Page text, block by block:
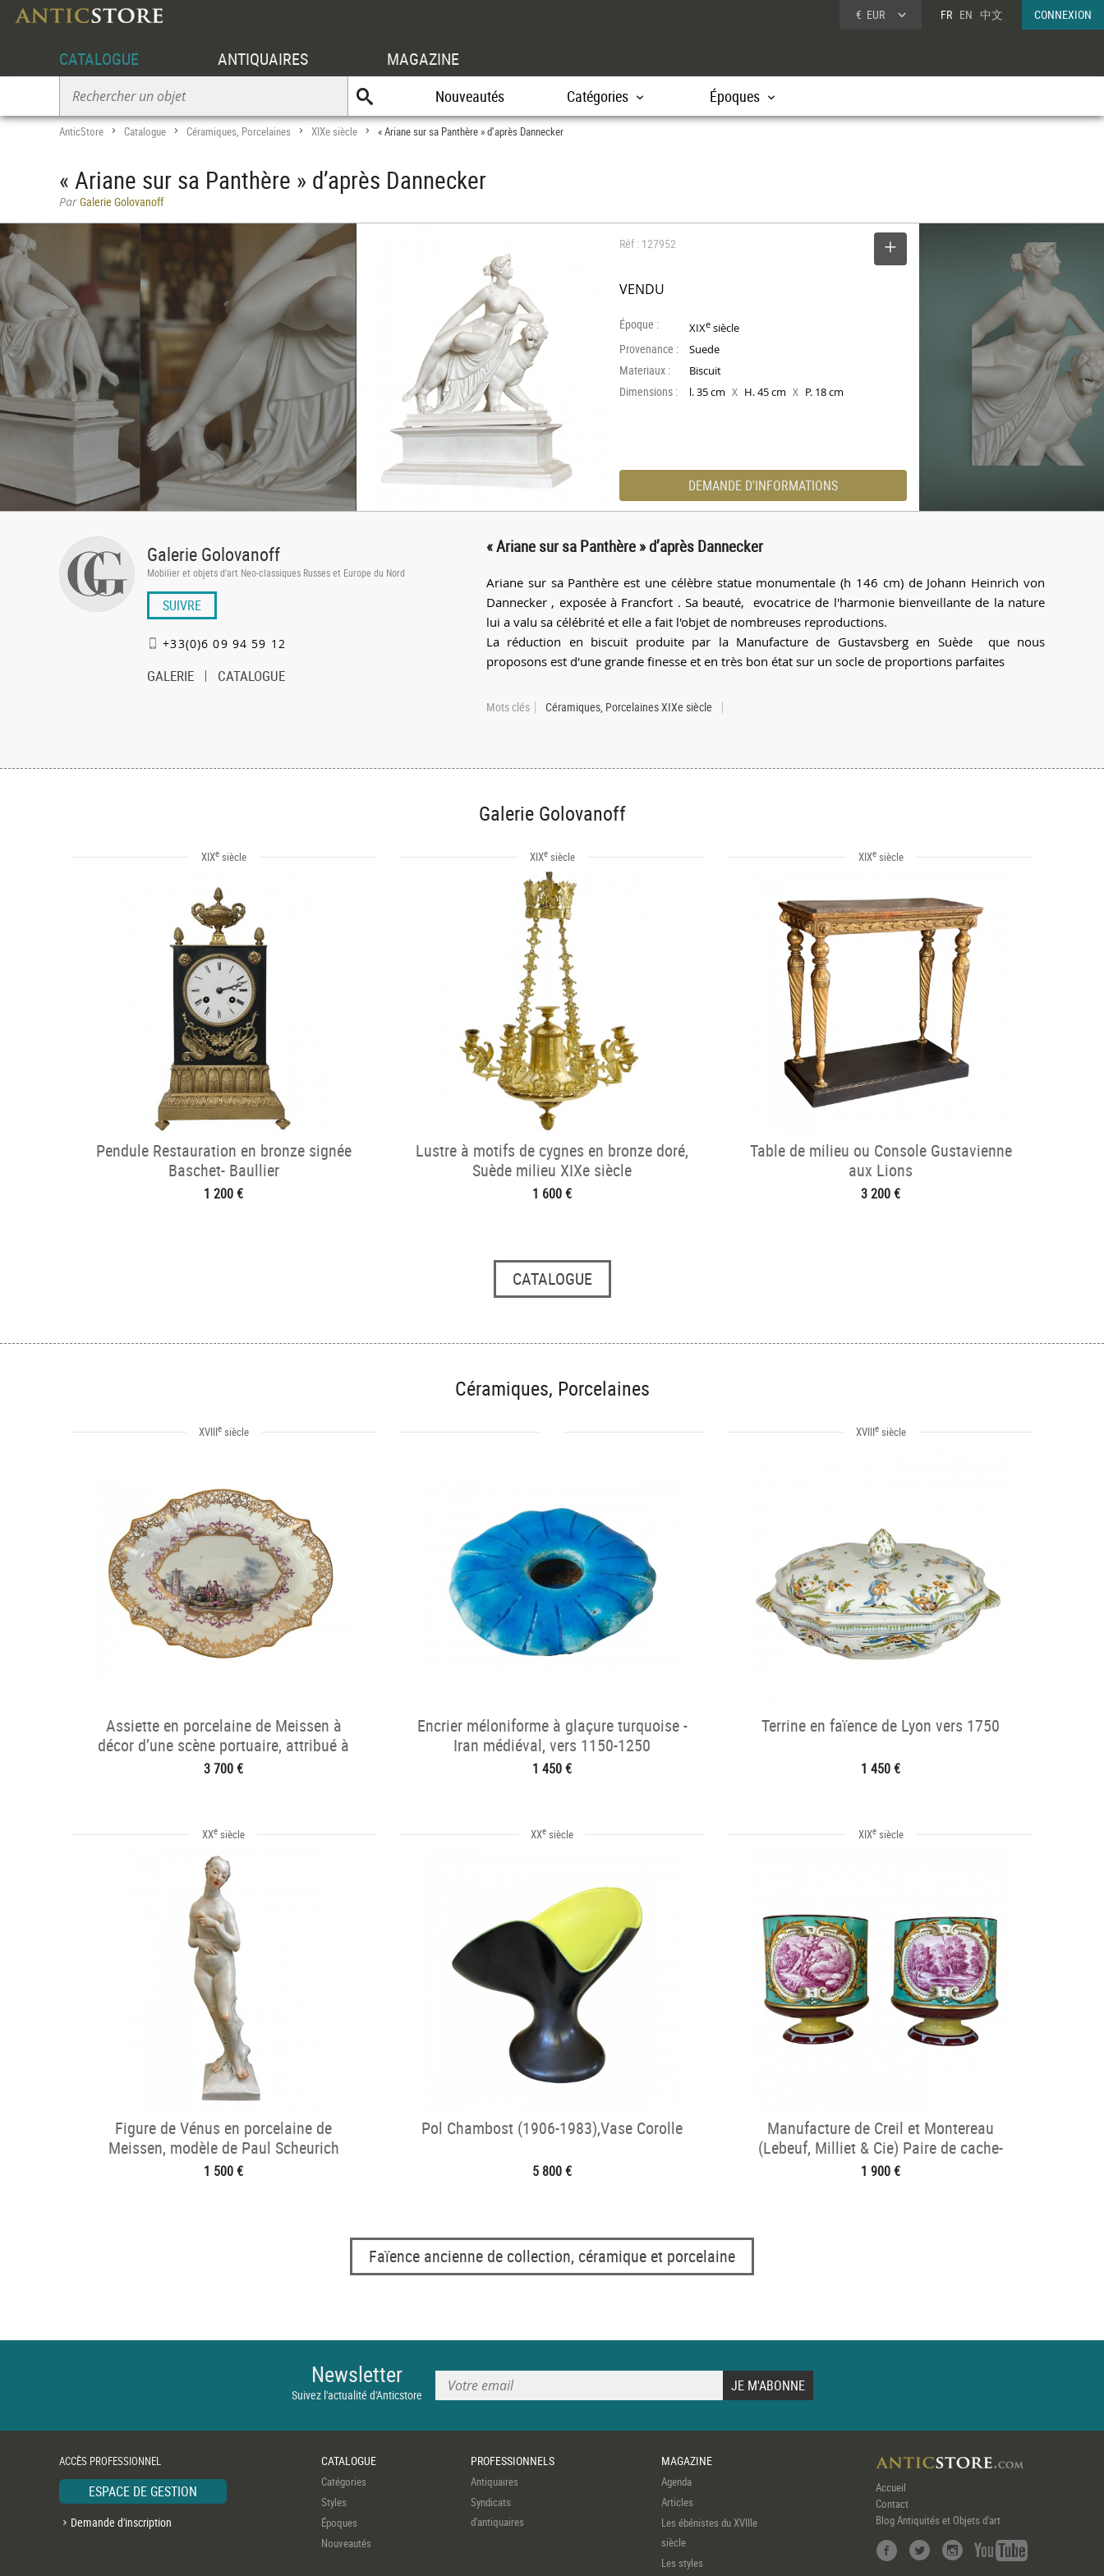
€ EUR FR EN 中文 CONNEXION
CATALOGUE ANTIQUAIRES MAGAZINE
Nouveautés Catégories Époques
AnticStore > Catalogue > Céramiques, Porcelaines > XIXe siècle > « Ariane sur sa Panthère » d’après Dannecker
« Ariane sur sa Panthère » d’après Dannecker
ParGalerie Golovanoff
Réf : 127952
VENDU
Époque : XIXe siècle
Provenance : Suede
Materiaux : Biscuit
Dimensions : l. 35 cm X H. 45 cm X P. 18 cm
DEMANDE D'INFORMATIONS
Galerie Golovanoff
Mobilier et objets d'art Neo-classiques Russes et Europe du Nord
SUIVRE
+33(0)6 09 94 59 12
GALERIE CATALOGUE
« Ariane sur sa Panthère » d’après Dannecker
Ariane sur sa Panthère est une célèbre statue monumentale (h 146 cm) de Johann Heinrich von
Dannecker , exposée à Francfort . Sa beauté, evocatrice de l'harmonie bienveillante de la nature
lui a valu sa célébrité et elle a fait l'objet de nombreuses reproductions.
La réduction en biscuit produite par la Manufacture de Gustavsberg en Suède que nous
proposons est d'une grande finesse et en très bon état sur un socle de proportions parfaites
Mots clés Céramiques, Porcelaines XIXe siècle
Galerie Golovanoff
XIXesiècle
Pendule Restauration en bronze signée
Baschet- Baullier
1 200 €
XIXesiècle
Lustre à motifs de cygnes en bronze doré,
Suède milieu XIXe siècle
1 600 €
XIXesiècle
Table de milieu ou Console Gustavienne
aux Lions
3 200 €
CATALOGUE
Céramiques, Porcelaines
XVIIIesiècle
Assiette en porcelaine de Meissen à
décor d’une scène portuaire, attribué à
Christian F. Herold.
3 700 €
Encrier méloniforme à glaçure turquoise -
Iran médiéval, vers 1150-1250
1 450 €
XVIIIesiècle
Terrine en faïence de Lyon vers 1750
1 450 €
XXe siècle
Figure de Vénus en porcelaine de
Meissen, modèle de Paul Scheurich
1 500 €
XXe siècle
Pol Chambost (1906-1983),Vase Corolle
5 800 €
XIXesiècle
Manufacture de Creil et Montereau
(Lebeuf, Milliet & Cie) Paire de cache-
pots
1 900 €
Faïence ancienne de collection, céramique et porcelaine
Newsletter
Suivez l'actualité d'Anticstore
ACCÈS PROFESSIONNEL
ESPACE DE GESTION
Demande d'inscription
CATALOGUE
Catégories
Styles
Époques
Nouveautés
PROFESSIONNELS
Antiquaires
Syndicats
d'antiquaires
MAGAZINE
Agenda
Articles
Les ébénistes du XVIIIe
siècle
Les styles
Accueil
Contact
Blog Antiquités et Objets d'art